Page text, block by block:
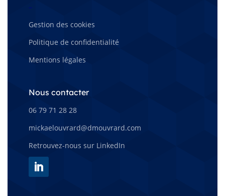
–
Gestion des cookies
Politique de confidentialité
Mentions légales
Nous contacter
06 79 71 28 28
mickaelouvrard@dmouvrard.com
Retrouvez-nous sur LinkedIn